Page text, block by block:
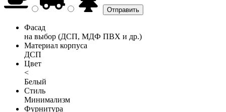
Фасад
на выбор (ДСП, МДФ ПВХ и др.)
Материал корпуса
ДСП
Цвет
<
Белый
Стиль
Минимализм
Фурнитура